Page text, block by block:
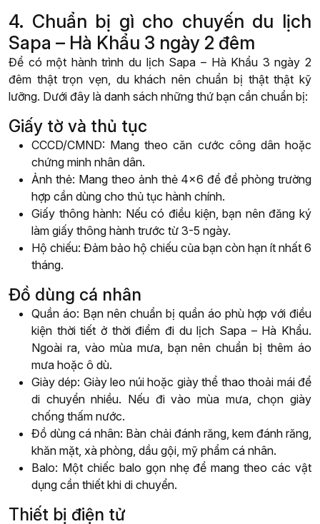
4. Chuẩn bị gì cho chuyến du lịch
Sapa – Hà Khẩu 3 ngày 2 đêm
Để có một hành trình du lịch Sapa – Hà Khẩu 3 ngày 2
đêm thật trọn vẹn, du khách nên chuẩn bị thật thật kỹ
lưỡng. Dưới đây là danh sách những thứ bạn cần chuẩn bị:
Giấy tờ và thủ tục
CCCD/CMND: Mang theo căn cước công dân hoặc
chứng minh nhân dân.
Ảnh thẻ: Mang theo ảnh thẻ 4×6 để đề phòng trường
hợp cần dùng cho thủ tục hành chính.
Giấy thông hành: Nếu có điều kiện, bạn nên đăng ký
làm giấy thông hành trước từ 3-5 ngày.
Hộ chiếu: Đảm bảo hộ chiếu của bạn còn hạn ít nhất 6
tháng.
Đồ dùng cá nhân
Quần áo: Bạn nên chuẩn bị quần áo phù hợp với điều
kiện thời tiết ở thời điểm đi du lịch Sapa – Hà Khẩu.
Ngoài ra, vào mùa mưa, bạn nên chuẩn bị thêm áo
mưa hoặc ô dù.
Giày dép: Giày leo núi hoặc giày thể thao thoải mái để
di chuyển nhiều. Nếu đi vào mùa mưa, chọn giày
chống thấm nước.
Đồ dùng cá nhân: Bàn chải đánh răng, kem đánh răng,
khăn mặt, xà phòng, dầu gội, mỹ phẩm cá nhân.
Balo: Một chiếc balo gọn nhẹ để mang theo các vật
dụng cần thiết khi di chuyển.
Thiết bị điện tử